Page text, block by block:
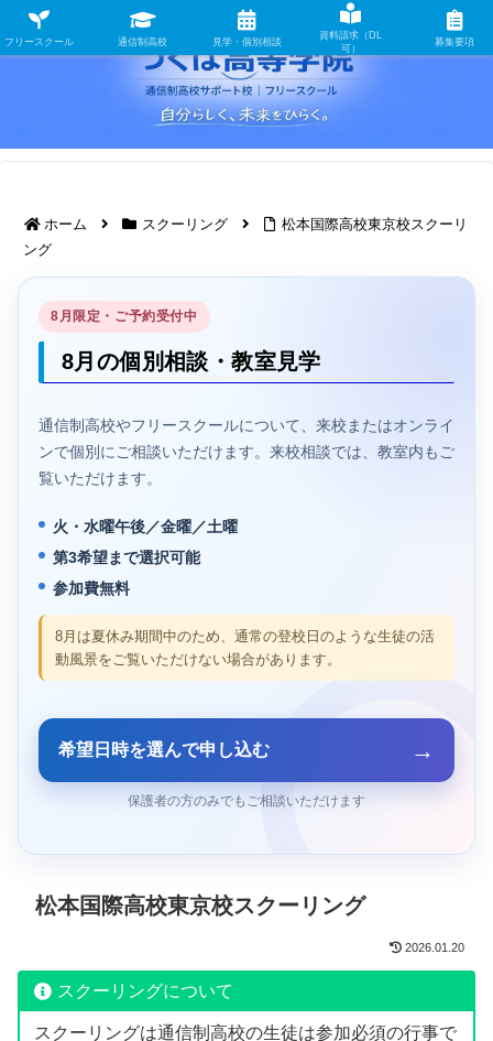
ホーム スクーリング
松本国際高校東京校スクーリ
ング
8月限定・ご予約受付中
8月の個別相談・教室見学
通信制高校やフリースクールについて、来校またはオンライ
ンで個別にご相談いただけます。来校相談では、教室内もご
覧いただけます。
火・水曜午後／金曜／土曜
第3希望まで選択可能
参加費無料
8月は夏休み期間中のため、通常の登校日のような生徒の活
動風景をご覧いただけない場合があります。
希望日時を選んで申し込む →
保護者の方のみでもご相談いただけます
松本国際高校東京校スクーリング
2026.01.20
スクーリングについて
スクーリングは通信制高校の生徒は参加必須の行事で
フリースクール 通信制高校 見学・個別相談
資料請求（DL
可）
募集要項